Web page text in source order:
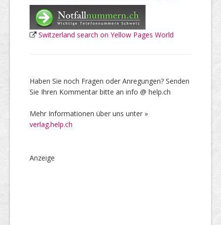
Switzerland search on Yellow Pages World
Haben Sie noch Fragen oder Anregungen? Senden
Sie Ihren Kommentar bitte an info @ help.ch
Mehr Informationen über uns unter »
verlag.help.ch
Anzeige